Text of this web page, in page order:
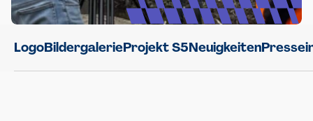
LogoBildergalerieProjekt S5Neuigkeiten